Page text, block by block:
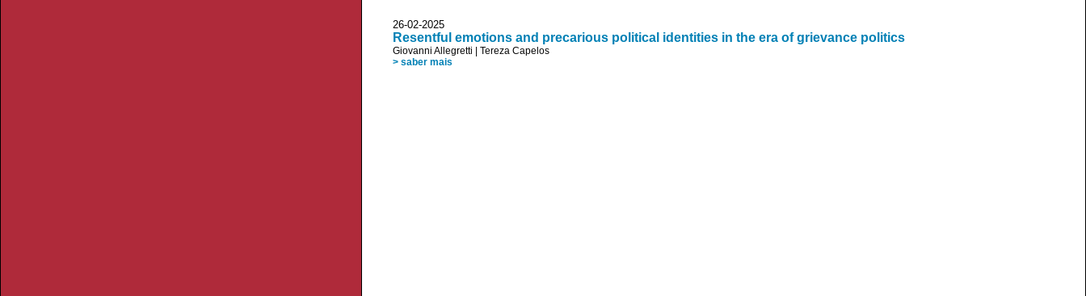
26-02-2025
Resentful emotions and precarious political identities in the era of grievance politics
Giovanni Allegretti
Tereza Capelos
> saber mais